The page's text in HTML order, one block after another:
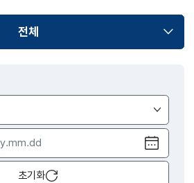
전체선택됨
달력
열기
초기화